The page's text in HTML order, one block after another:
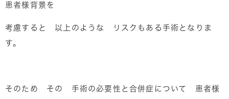
患者様背景を
考慮すると 以上のような リスクもある手術となりま
す。
そのため その 手術の必要性と合併症について 患者様